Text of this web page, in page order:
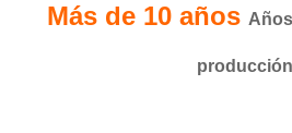
Más de 10 años
producción